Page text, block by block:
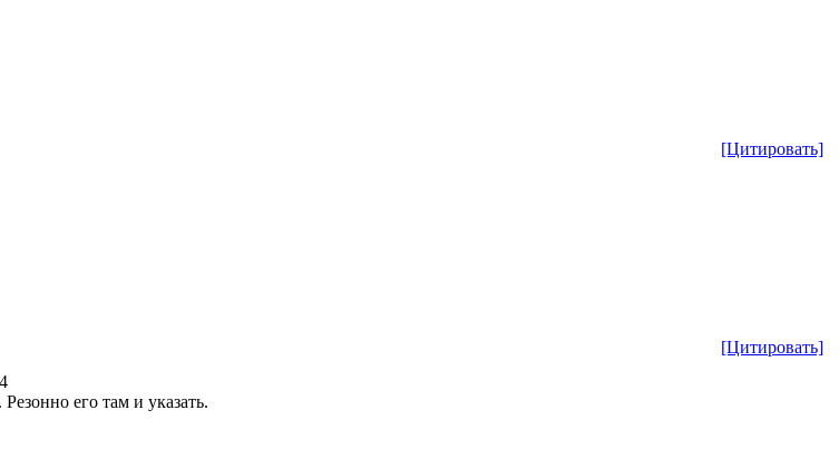
[Цитировать]
[Цитировать]
его там и указать.